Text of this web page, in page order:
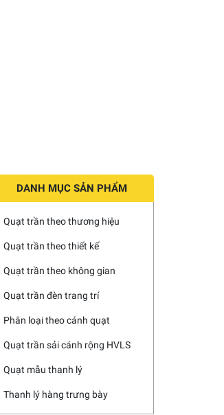
DANH MỤC SẢN PHẨM
Quạt trần theo thương hiệu
Quạt trần theo thiết kế
Quạt trần theo không gian
Quạt trần đèn trang trí
Phân loại theo cánh quạt
Quạt trần sải cánh rộng HVLS
Quạt mẫu thanh lý
Thanh lý hàng trưng bày